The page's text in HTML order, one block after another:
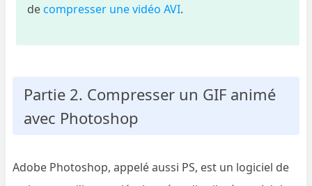
decompresser une vidéo AVI.
Partie 2. Compresser un GIF animé
avec Photoshop
Adobe Photoshop, appelé aussi PS, est un logiciel de